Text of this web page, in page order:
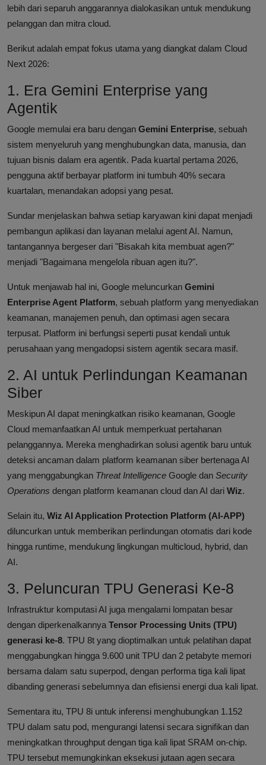
lebih dari separuh anggarannya dialokasikan untuk mendukung
pelanggan dan mitra cloud.
Berikut adalah empat fokus utama yang diangkat dalam Cloud
Next 2026:
1. Era Gemini Enterprise yang
Agentik
Google memulai era baru dengan Gemini Enterprise, sebuah
sistem menyeluruh yang menghubungkan data, manusia, dan
tujuan bisnis dalam era agentik. Pada kuartal pertama 2026,
pengguna aktif berbayar platform ini tumbuh 40% secara
kuartalan, menandakan adopsi yang pesat.
Sundar menjelaskan bahwa setiap karyawan kini dapat menjadi
pembangun aplikasi dan layanan melalui agent AI. Namun,
tantangannya bergeser dari "Bisakah kita membuat agen?"
menjadi "Bagaimana mengelola ribuan agen itu?".
Untuk menjawab hal ini, Google meluncurkan Gemini
Enterprise Agent Platform, sebuah platform yang menyediakan
keamanan, manajemen penuh, dan optimasi agen secara
terpusat. Platform ini berfungsi seperti pusat kendali untuk
perusahaan yang mengadopsi sistem agentik secara masif.
2. AI untuk Perlindungan Keamanan
Siber
Meskipun AI dapat meningkatkan risiko keamanan, Google
Cloud memanfaatkan AI untuk memperkuat pertahanan
pelanggannya. Mereka menghadirkan solusi agentik baru untuk
deteksi ancaman dalam platform keamanan siber bertenaga AI
yang menggabungkan Threat Intelligence Google dan Security
Operations dengan platform keamanan cloud dan AI dari Wiz.
Selain itu, Wiz AI Application Protection Platform (AI-APP)
diluncurkan untuk memberikan perlindungan otomatis dari kode
hingga runtime, mendukung lingkungan multicloud, hybrid, dan
AI.
3. Peluncuran TPU Generasi Ke-8
Infrastruktur komputasi AI juga mengalami lompatan besar
dengan diperkenalkannya Tensor Processing Units (TPU)
generasi ke-8. TPU 8t yang dioptimalkan untuk pelatihan dapat
menggabungkan hingga 9.600 unit TPU dan 2 petabyte memori
bersama dalam satu superpod, dengan performa tiga kali lipat
dibanding generasi sebelumnya dan efisiensi energi dua kali lipat.
Sementara itu, TPU 8i untuk inferensi menghubungkan 1.152
TPU dalam satu pod, mengurangi latensi secara signifikan dan
meningkatkan throughput dengan tiga kali lipat SRAM on-chip.
TPU tersebut memungkinkan eksekusi jutaan agen secara